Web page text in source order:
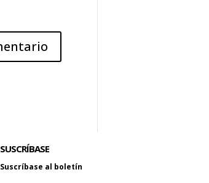
SUSCRÍBASE
Suscríbase al boletín